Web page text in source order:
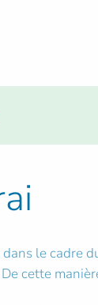
le
cette